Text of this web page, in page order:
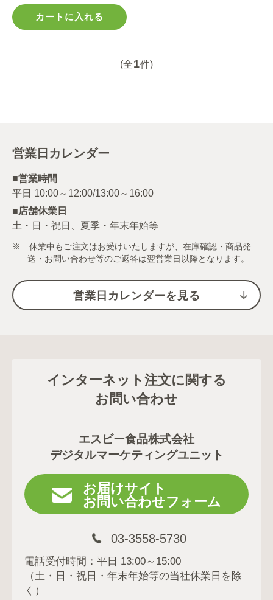
カートに入れる
(全1件)
営業日カレンダー
■営業時間
■店舗休業日
土・日・祝日、夏季・年末年始等
※ 休業中もご注文はお受けいたしますが、在庫確認・商品発
送・お問い合わせ等のご返答は翌営業日以降となります。
営業日カレンダーを見る
インターネット注文に関する
お問い合わせ
エスビー食品株式会社
デジタルマーケティングユニット
お届けサイト
お問い合わせフォーム
03-3558-5730
電話受付時間：平日 13:00～15:00
（土・日・祝日・年末年始等の当社休業日を除
く）